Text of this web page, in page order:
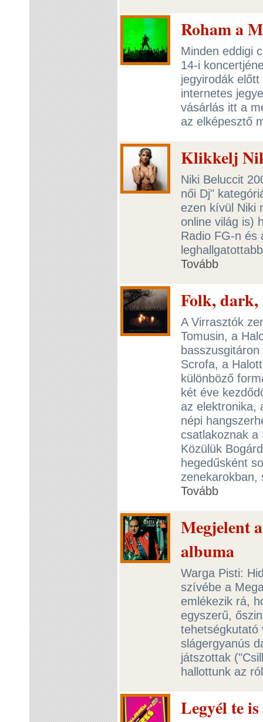
Roham a
Minden eddigi
14-i
jegyirodák
internetes
vásárlás itt a
az elképesztő
Klikkelj
Niki Beluccit
női Dj"
ezen kívül Niki
online világ is)
Radio FG-n és
Tovább
Folk,
A Virrasztók
Tomusin, a
Scrofa, a
különböző
két éve
az elektronika,
népi
csatlakoznak
Közülük
hegedűsként
zenekarokban,
Tovább
Megjelent
albuma
Warga Pisti:
szívébe a
emlékezik rá,
egyszerű,
tehetségkutató
slágergyanús
játszottak
hallottunk az
Legyél te